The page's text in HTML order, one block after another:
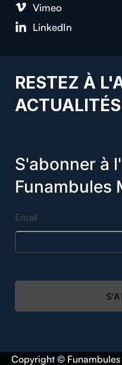
Vimeo
LinkedIn
RESTEZ À
ACTUALITÉS
S'abonner à
Funambules
Email
Copyright ©